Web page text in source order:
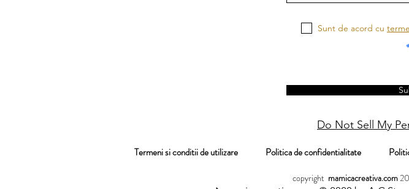
Sunt de acord cu
Do Not Sell My
Termeni si conditii de utilizare Politica de confidentialitate
copyright mamicacreativa.com